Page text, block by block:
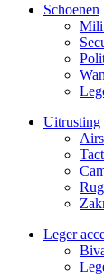
Schoenen
Uitrusting
Leger